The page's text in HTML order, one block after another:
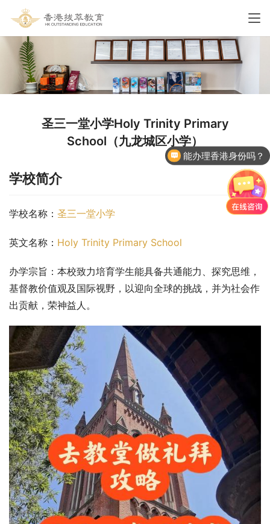
圣三一堂小学Holy Trinity Primary
School（九龙城区小学）
学校简介
学校名称： 圣三一堂小学
英文名称： Holy Trinity Primary School
办学宗旨：本校致力培育学生能具备共通能力、探究思维，
基督教价值观及国际视野，以迎向全球的挑战，并为社会作
出贡献，荣神益人。
能办理香港身份吗？
香港国际学校申请